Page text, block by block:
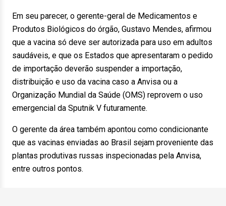
Em seu parecer, o gerente-geral de Medicamentos e
Produtos Biológicos do órgão, Gustavo Mendes, afirmou
que a vacina só deve ser autorizada para uso em adultos
saudáveis, e que os Estados que apresentaram o pedido
de importação deverão suspender a importação,
distribuição e uso da vacina caso a Anvisa ou a
Organização Mundial da Saúde (OMS) reprovem o uso
emergencial da Sputnik V futuramente.
O gerente da área também apontou como condicionante
que as vacinas enviadas ao Brasil sejam proveniente das
plantas produtivas russas inspecionadas pela Anvisa,
entre outros pontos.